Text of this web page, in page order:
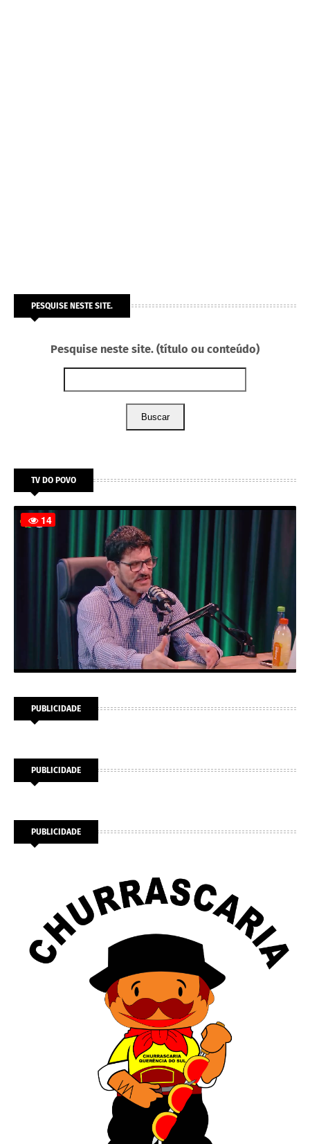
PESQUISE NESTE SITE.
Pesquise neste site. (título ou conteúdo)
Buscar
TV DO POVO
PUBLICIDADE
PUBLICIDADE
PUBLICIDADE